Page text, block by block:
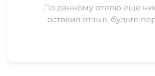
- при заселении иметь при себе
оформления договора
По данному отелю еще
оставил отзыв, будьте